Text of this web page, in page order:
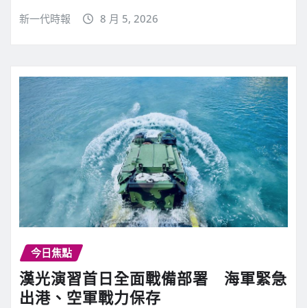
新一代時報 8 月 5, 2026
今日焦點
漢光演習首日全面戰備部署 海軍緊急
出港、空軍戰力保存